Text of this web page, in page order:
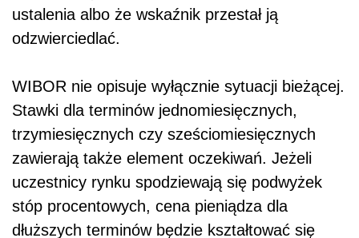
ustalenia albo że wskaźnik przestał ją
odzwierciedlać.
WIBOR nie opisuje wyłącznie sytuacji bieżącej.
Stawki dla terminów jednomiesięcznych,
trzymiesięcznych czy sześciomiesięcznych
zawierają także element oczekiwań. Jeżeli
uczestnicy rynku spodziewają się podwyżek
stóp procentowych, cena pieniądza dla
dłuższych terminów będzie kształtować się